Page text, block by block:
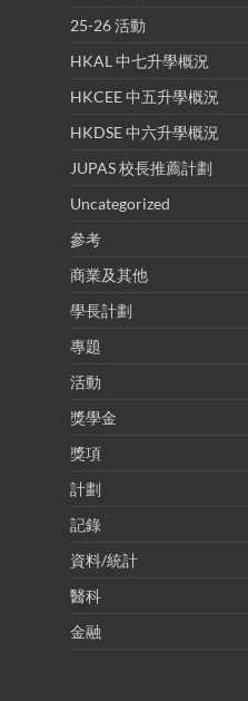
25-26 活動
HKAL 中七升學概況
HKCEE 中五升學概況
HKDSE 中六升學概況
JUPAS 校長推薦計劃
Uncategorized
參考
商業及其他
學長計劃
專題
活動
獎學金
獎項
計劃
記錄
資料/統計
醫科
金融